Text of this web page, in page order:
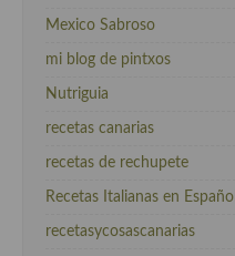
Mexico Sabroso
mi blog de pintxos
Nutriguia
recetas canarias
recetas de rechupete
Recetas Italianas en Español
recetasycosascanarias